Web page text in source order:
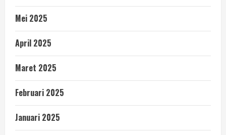
Mei 2025
April 2025
Maret 2025
Februari 2025
Januari 2025